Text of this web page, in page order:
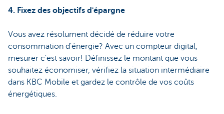
4. Fixez des objectifs d'épargne
Vous avez résolument décidé de réduire votre
consommation d'énergie? Avec un compteur digital,
mesurer c'est savoir! Définissez le montant que vous
souhaitez économiser, vérifiez la situation intermédiaire
dans KBC Mobile et gardez le contrôle de vos coûts
énergétiques.